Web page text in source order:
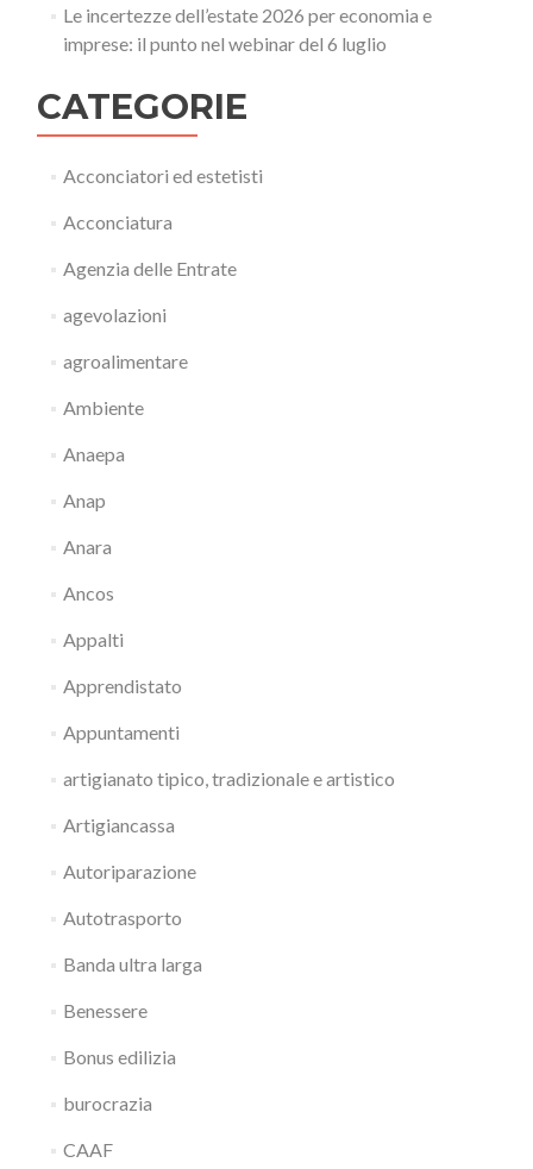
Le incertezze dell’estate 2026 per economia e
imprese: il punto nel webinar del 6 luglio
CATEGORIE
Acconciatori ed estetisti
Acconciatura
Agenzia delle Entrate
agevolazioni
agroalimentare
Ambiente
Anaepa
Anap
Anara
Ancos
Appalti
Apprendistato
Appuntamenti
artigianato tipico, tradizionale e artistico
Artigiancassa
Autoriparazione
Autotrasporto
Banda ultra larga
Benessere
Bonus edilizia
burocrazia
CAAF